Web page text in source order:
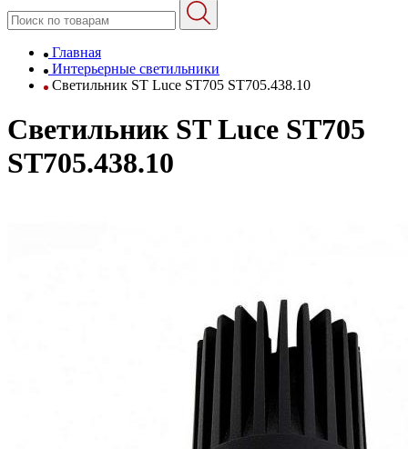
Главная
Интерьерные светильники
Светильник ST Luce ST705 ST705.438.10
Светильник ST Luce ST705
ST705.438.10